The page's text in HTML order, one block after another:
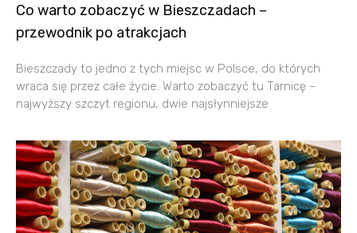
Co warto zobaczyć w Bieszczadach –
przewodnik po atrakcjach
Bieszczady to jedno z tych miejsc w Polsce, do których
wraca się przez całe życie. Warto zobaczyć tu Tarnicę –
najwyższy szczyt regionu, dwie najsłynniejsze